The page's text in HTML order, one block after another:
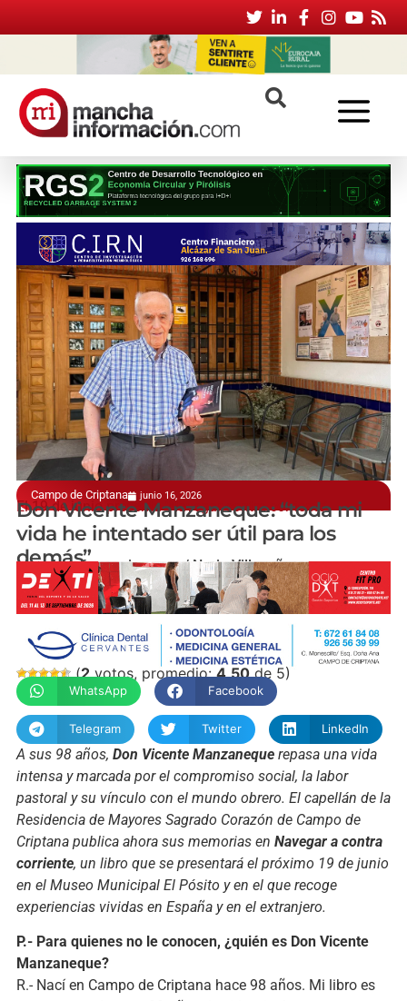
Campo de Criptana junio 16, 2026
El 19 de junio presenta ‘Navegar contra corriente’
Don Vicente Manzaneque: “toda mi
vida he intentado ser útil para los
demás”
manchainformacion.com / Nuria Villacañas
(2votos, promedio:4,50de 5)
WhatsApp Facebook
Telegram Twitter LinkedIn
A sus 98 años, Don Vicente Manzanequerepasa una vida
intensa y marcada por el compromiso social, la labor
pastoral y su vínculo con el mundo obrero. El capellán de la
Residencia de Mayores Sagrado Corazón de Campo de
Criptana publica ahora sus memorias en Navegar a contra
corriente, un libro que se presentará el próximo 19 de junio
en el Museo Municipal El Pósito y en el que recoge
experiencias vividas en España y en el extranjero.
P.- Para quienes no le conocen, ¿quién es Don Vicente
Manzaneque?
R.- Nací en Campo de Criptana hace 98 años. Mi libro es